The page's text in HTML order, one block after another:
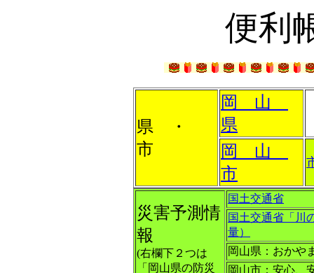
便利
県 ・
市
岡 山
県
岡 山
市
災害予測情
報
(右欄下２つは
「岡山県の防災
国土交通省
国土交通省「
量）
岡山県：おかや
岡山市：安心、